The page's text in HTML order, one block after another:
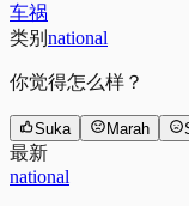
车祸
类别 national
你觉得怎么样？
Suka Marah
最新
national